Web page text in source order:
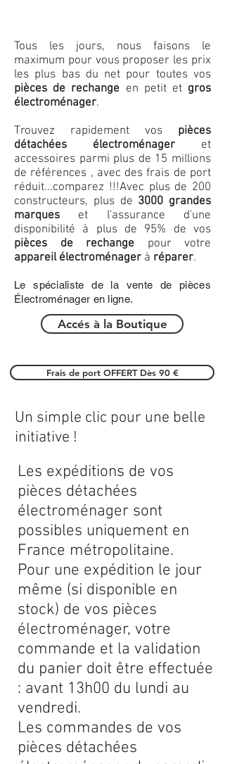
Tous les jours, nous faisons le
maximum pour vous proposer les prix
les plus bas du net pour toutes vos
pièces de rechange en petit et gros
électroménager.
Trouvez rapidement vos pièces
détachées électroménager et
accessoires parmi plus de 15 millions
de références , avec des frais de port
réduit...comparez !!!Avec plus de 200
constructeurs, plus de 3000 grandes
marques et l'assurance d'une
disponibilité à plus de 95% de vos
pièces de rechange pour votre
appareil électroménager à réparer.
Le spécialiste de la vente de pièces
Électroménager en ligne.
Accés à la Boutique
Frais de port OFFERT Dès 90 €
Les expéditions de vos
pièces détachées
électroménager sont
possibles uniquement en
France métropolitaine.
Pour une expédition le jour
même (si disponible en
stock) de vos pièces
électroménager, votre
commande et la validation
du panier doit être effectuée
: avant 13h00 du lundi au
vendredi.
Les commandes de vos
pièces détachées
Un simple clic pour une belle
initiative !